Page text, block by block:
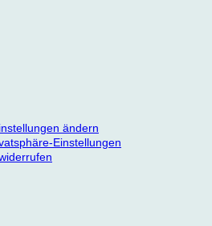
ändern
Einstellungen